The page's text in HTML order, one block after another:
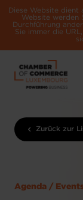
Diese Website dient
Website werden
Durchführung
Sie immer die
Zurück zur
Agenda /